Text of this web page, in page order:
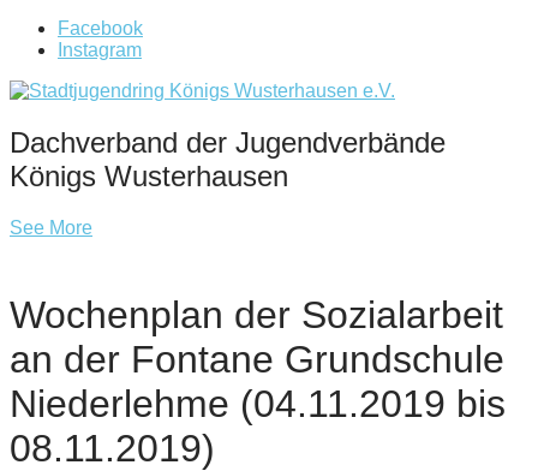
Facebook
Instagram
Dachverband der Jugendverbände
Königs Wusterhausen
See More
Wochenplan der Sozialarbeit
an der Fontane Grundschule
Niederlehme (04.11.2019 bis
08.11.2019)